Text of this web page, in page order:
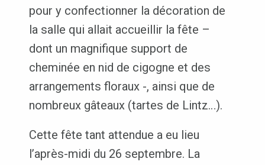
pour y confectionner la décoration de
la salle qui allait accueillir la fête –
dont un magnifique support de
cheminée en nid de cigogne et des
arrangements floraux -, ainsi que de
nombreux gâteaux (tartes de Lintz…).
Cette fête tant attendue a eu lieu
l’après-midi du 26 septembre. La